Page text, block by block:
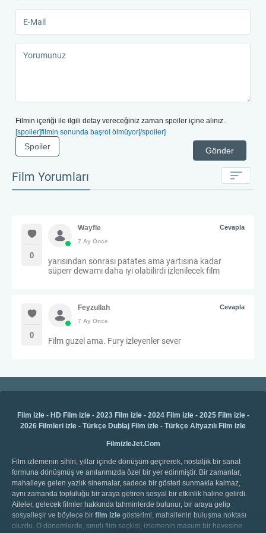
Filmin içeriği ile ilgili detay vereceğiniz zaman spoiler içine alınız.
[spoiler]filmin sonunda başrol ölmüyor[/spoiler]
Gönder
Spoiler
Film Yorumları
0
Wayfle
7 Ay Önce
Cevapla
yarısından sonrası patates ama yartısına kadar
süperr dewamı daha iyi olabilirdi izlenilecek film
0
Feyzullah
7 Ay Önce
Cevapla
Film guzel ama. Fury izleyenler sever
Film izle- HD Film izle- 2023 Film izle- 2024 Film izle- 2025 Film izle-
2026 Filmleri izle - Türkçe Dublaj Film izle - Türkçe Altyazılı Film izle
FilmizleJet.Com
Film izlemenin sihiri, yıllar içinde dönüşüm geçirerek, nostaljik bir sanat
formuna dönüşmüş ve anılarımızda özel bir yer edinmiştir. Bir zamanlar,
mahalleye gelen yazlık sinemalar, sadece bir gösteri sunmakla kalmaz,
aynı zamanda topluluğu bir araya getiren sosyal bir etkinlik haline gelirdi.
Aileler, gelecek filmler hakkında tahminlerde bulunur, bir araya gelip
sosyalleşir ve böylece bir film izle gösterimi, mahallenin buluşma noktası
olurdu. O dönemlerde, sınırlı film seçkisi, izlemenin masum bir hevesine